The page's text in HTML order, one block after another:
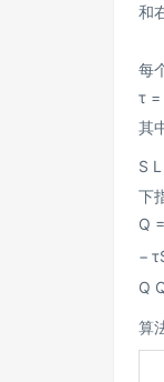
和
每
τ =
其
S L
下
Q
− τ
Q
算